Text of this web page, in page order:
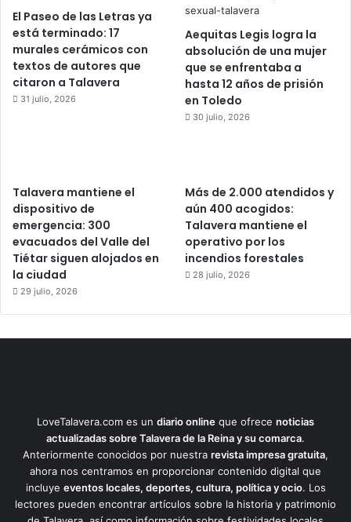
El Paseo de las Letras ya
está terminado: 17
murales cerámicos con
textos de autores que
citaron a Talavera
31 julio, 2026
Aequitas Legis logra la
absolución de una mujer
que se enfrentaba a
hasta 12 años de prisión
en Toledo
30 julio, 2026
Talavera mantiene el
dispositivo de
emergencia: 300
evacuados del Valle del
Tiétar siguen alojados en
la ciudad
29 julio, 2026
Más de 2.000 atendidos y
aún 400 acogidos:
Talavera mantiene el
operativo por los
incendios forestales
28 julio, 2026
LoveTalavera.com es un diario online que ofrece noticias
actualizadas sobre Talavera de la Reina y su comarca.
Anteriormente conocidos por nuestra revista impresa gratuita,
ahora nos centramos en proporcionar contenido digital que
incluye eventos locales, deportes, cultura, política y ocio. Los
lectores pueden encontrar artículos sobre la historia y patrimonio